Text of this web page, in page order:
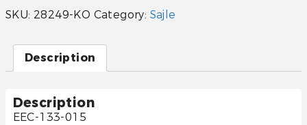
133-
015
SKU: 28249-KO Category: Sajle
Description
Description
EEC-133-015